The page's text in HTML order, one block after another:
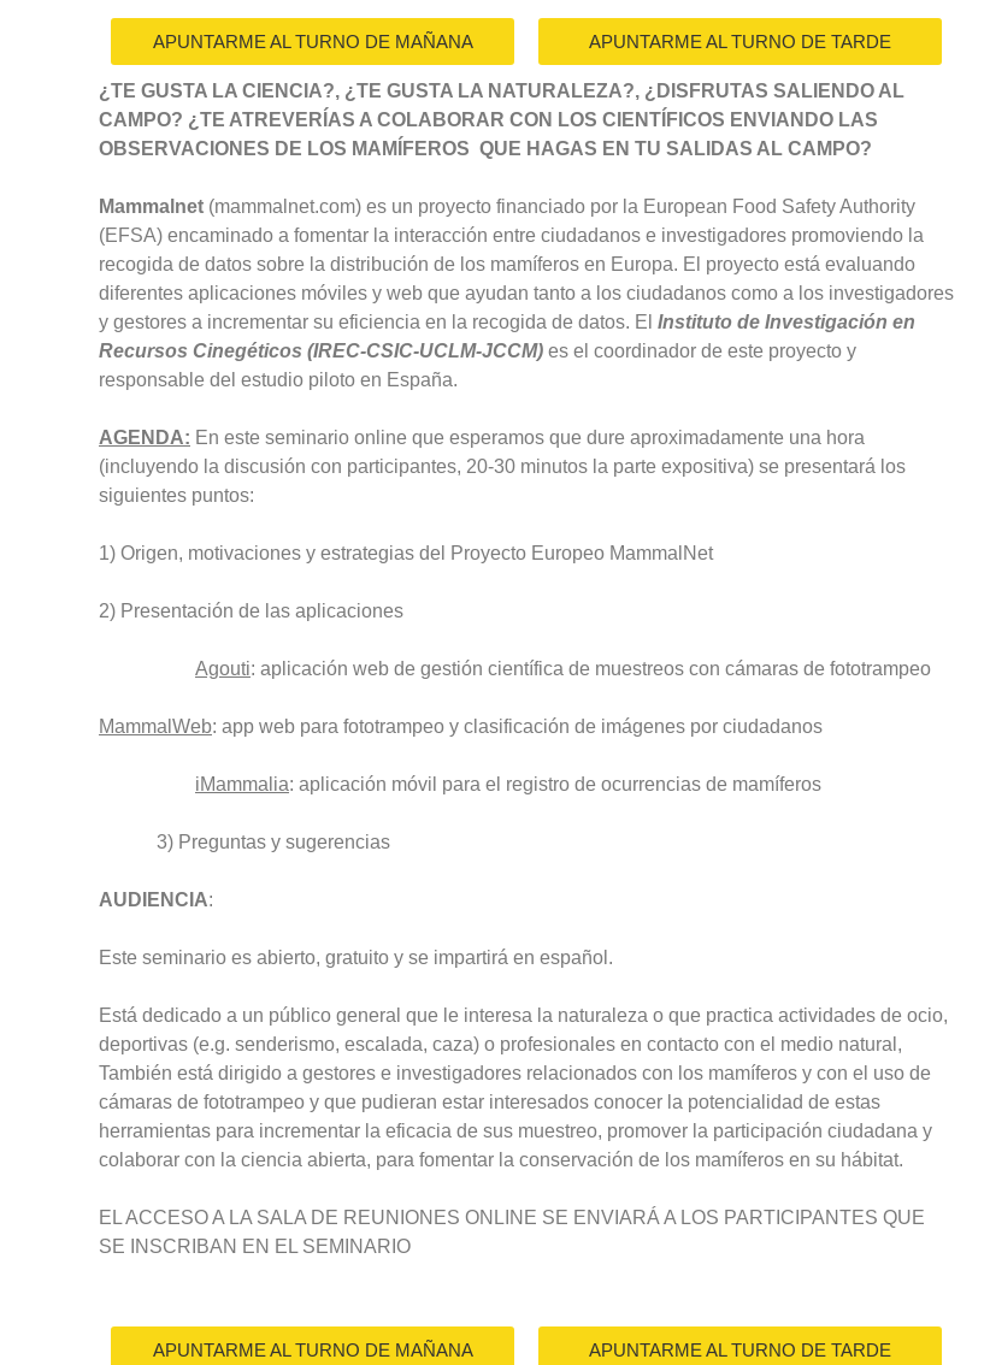
APUNTARME AL TURNO DE MAÑANA APUNTARME AL TURNO DE TARDE
¿TE GUSTA LA CIENCIA?, ¿TE GUSTA LA NATURALEZA?, ¿DISFRUTAS SALIENDO AL
CAMPO? ¿TE ATREVERÍAS A COLABORAR CON LOS CIENTÍFICOS ENVIANDO LAS
OBSERVACIONES DE LOS MAMÍFEROS QUE HAGAS EN TU SALIDAS AL CAMPO?
Mammalnet (mammalnet.com) es un proyecto financiado por la European Food Safety Authority
(EFSA) encaminado a fomentar la interacción entre ciudadanos e investigadores promoviendo la
recogida de datos sobre la distribución de los mamíferos en Europa. El proyecto está evaluando
diferentes aplicaciones móviles y web que ayudan tanto a los ciudadanos como a los investigadores
y gestores a incrementar su eficiencia en la recogida de datos. El Instituto de Investigación en
Recursos Cinegéticos (IREC-CSIC-UCLM-JCCM) es el coordinador de este proyecto y
responsable del estudio piloto en España.
AGENDA: En este seminario online que esperamos que dure aproximadamente una hora
(incluyendo la discusión con participantes, 20-30 minutos la parte expositiva) se presentará los
siguientes puntos:
1) Origen, motivaciones y estrategias del Proyecto Europeo MammalNet
2) Presentación de las aplicaciones
Agouti: aplicación web de gestión científica de muestreos con cámaras de fototrampeo
MammalWeb: app web para fototrampeo y clasificación de imágenes por ciudadanos
iMammalia: aplicación móvil para el registro de ocurrencias de mamíferos
3) Preguntas y sugerencias
AUDIENCIA:
Este seminario es abierto, gratuito y se impartirá en español.
Está dedicado a un público general que le interesa la naturaleza o que practica actividades de ocio,
deportivas (e.g. senderismo, escalada, caza) o profesionales en contacto con el medio natural,
También está dirigido a gestores e investigadores relacionados con los mamíferos y con el uso de
cámaras de fototrampeo y que pudieran estar interesados conocer la potencialidad de estas
herramientas para incrementar la eficacia de sus muestreo, promover la participación ciudadana y
colaborar con la ciencia abierta, para fomentar la conservación de los mamíferos en su hábitat.
EL ACCESO A LA SALA DE REUNIONES ONLINE SE ENVIARÁ A LOS PARTICIPANTES QUE
SE INSCRIBAN EN EL SEMINARIO
APUNTARME AL TURNO DE MAÑANA APUNTARME AL TURNO DE TARDE